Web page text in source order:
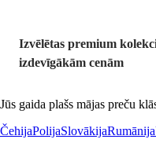
Izvēlētas premium
izdevīgākām cenām
Jūs gaida plašs mājas preču
ČehijaPolijaSlovākijaRumānija